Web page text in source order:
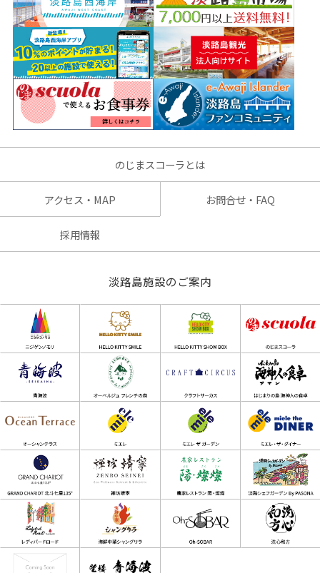
のじまスコーラとは
アクセス・MAP お問合せ・FAQ
採用情報
淡路島施設のご案内